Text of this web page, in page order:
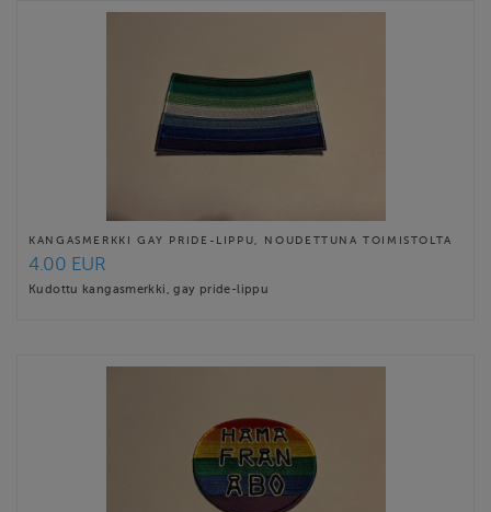
KANGASMERKKI GAY PRIDE-LIPPU, NOUDETTUNA TOIMISTOLTA
4.00 EUR
Kudottu kangasmerkki, gay pride-lippu